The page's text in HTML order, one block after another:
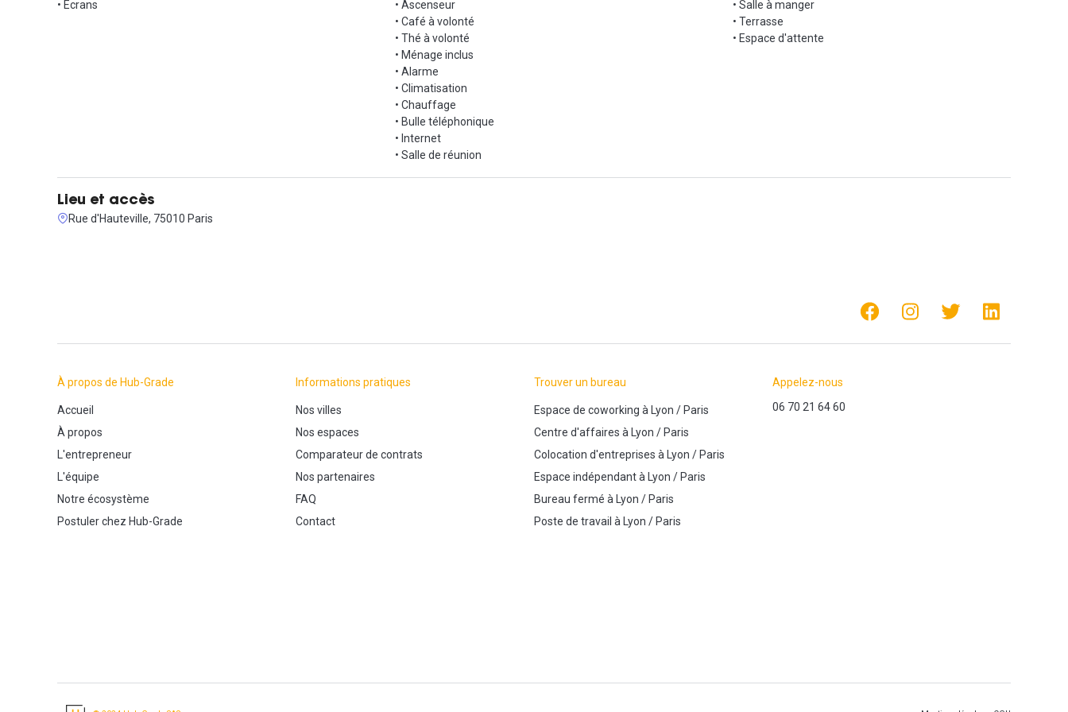
Planifiez dès maintenant une visite pour ne pas manquer cette pépite !
• Ecrans
• Ascenseur
• Café à volonté
• Thé à volonté
• Ménage inclus
• Alarme
• Climatisation
• Chauffage
• Bulle téléphonique
• Internet
• Salle de réunion
• Salle à manger
• Terrasse
• Espace d'attente
Lieu et accès
Rue d'Hauteville, 75010 Paris
À propos de Hub-Grade
Accueil
À propos
L'entrepreneur
L'équipe
Notre écosystème
Postuler chez Hub-Grade
Informations pratiques
Nos villes
Nos espaces
Comparateur de contrats
Nos partenaires
FAQ
Contact
Trouver un bureau
Espace de coworking à Lyon /Paris
Centre d'affaires à Lyon /Paris
Colocation d'entreprises à Lyon /Paris
Espace indépendantà Lyon /Paris
Bureau fermé à Lyon /Paris
Poste de travail à Lyon /Paris
Appelez-nous
06 70 21 64 60